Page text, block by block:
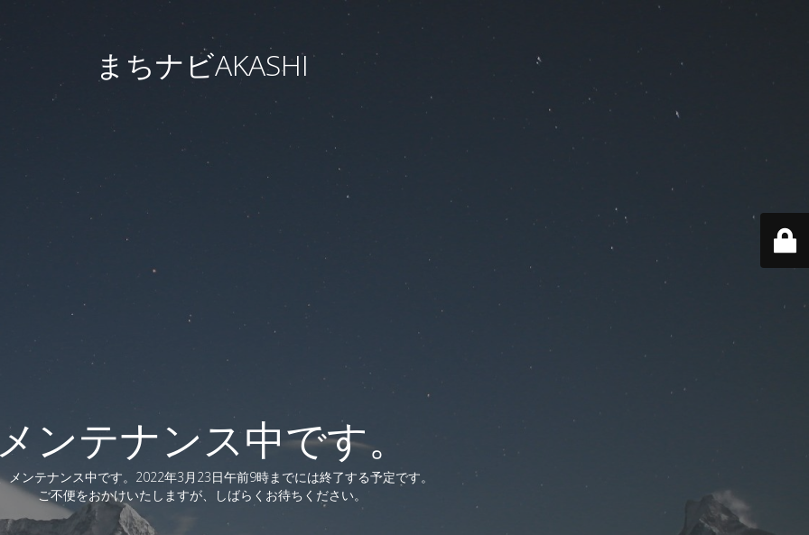
まちナビAKASHI
ンテナンス中です。
メンテナンス中です。2022年3月23日午前9時までには終了する予定です。
ご不便をおかけいたしますが、しばらくお待ちください。